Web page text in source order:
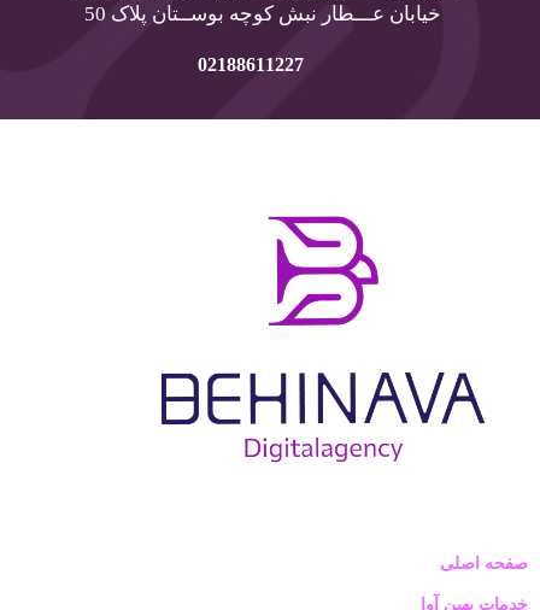
خیابان عـــطار نبش کوچه بوســتان پلاک 50
02188611227
صفحه اصلی
خدمات بهین آوا